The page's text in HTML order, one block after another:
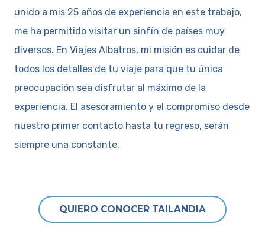
unido a mis 25 años de experiencia en este trabajo,
me ha permitido visitar un sinfín de países muy
diversos. En Viajes Albatros, mi misión es cuidar de
todos los detalles de tu viaje para que tu única
preocupación sea disfrutar al máximo de la
experiencia. El asesoramiento y el compromiso desde
nuestro primer contacto hasta tu regreso, serán
siempre una constante.
QUIERO CONOCER TAILANDIA